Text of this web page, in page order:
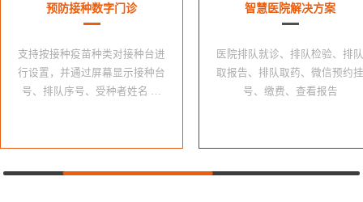
预防接种数字门诊
支持按接种疫苗种类对接种台进
行设置，并通过屏幕显示接种台
号、排队序号、受种者姓名 …
智慧医院解决方案
医院排队就诊、排队检验、排队
取报告、排队取药、微信预约挂
号、缴费、查看报告